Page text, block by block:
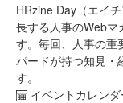
HRzine Day（エイ
長する人事のWeb
す。毎回、人事の重
パードが持つ知見・
す。
イベントカレン